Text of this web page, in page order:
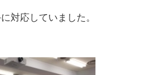
対応していました。